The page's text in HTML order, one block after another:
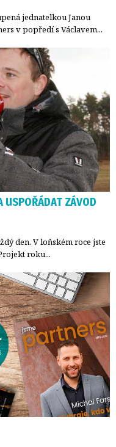
jednatelkou Janou
v popředí s Václavem...
USPOŘÁDAT ZÁVOD
den. V loňském roce jste
roku...